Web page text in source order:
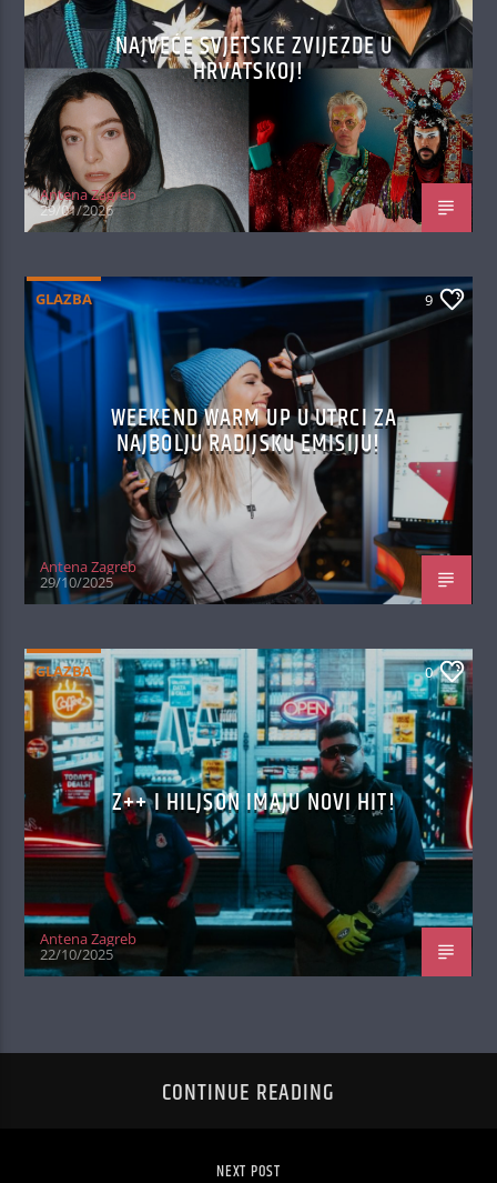
NAJVEĆE SVJETSKE ZVIJEZDE U
HRVATSKOJ!
Antena Zagreb
29/01/2026
GLAZBA 9
WEEKEND WARM UP U UTRCI ZA
NAJBOLJU RADIJSKU EMISIJU!
Antena Zagreb
29/10/2025
GLAZBA 0
Z++ I HILJSON IMAJU NOVI HIT!
Antena Zagreb
22/10/2025
CONTINUE READING
NEXT POST